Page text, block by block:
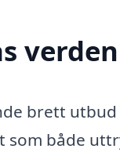
verden
brett
som både